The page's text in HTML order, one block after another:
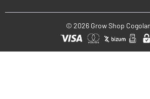
© 2026 Grow Shop